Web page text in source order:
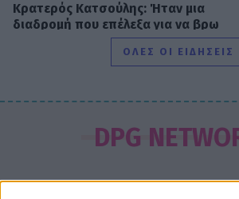
Κρατερός Κατσούλης: Ήταν μια
διαδρομή που επέλεξα για να βρω
τρόπους επικοινωνίας και
Συγκινεί η Ανθή Βούλγαρη: «Χωρίς
εσένα το φετινό καλοκαίρι θα ήταν
ΟΛΕΣ ΟΙ ΕΙΔΗΣΕΙΣ
DPG